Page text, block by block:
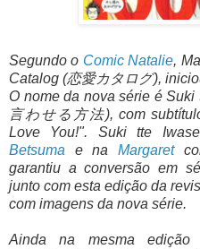
Segundo o Comic Natalie,
Catalog (恋愛カタログ),
O nome da nova série é
言わせる方法), com
Love You!". Suki tte
Betsuma e na Margaret
garantiu a conversão em
junto com esta edição da
com imagens da nova série.
Ainda na mesma